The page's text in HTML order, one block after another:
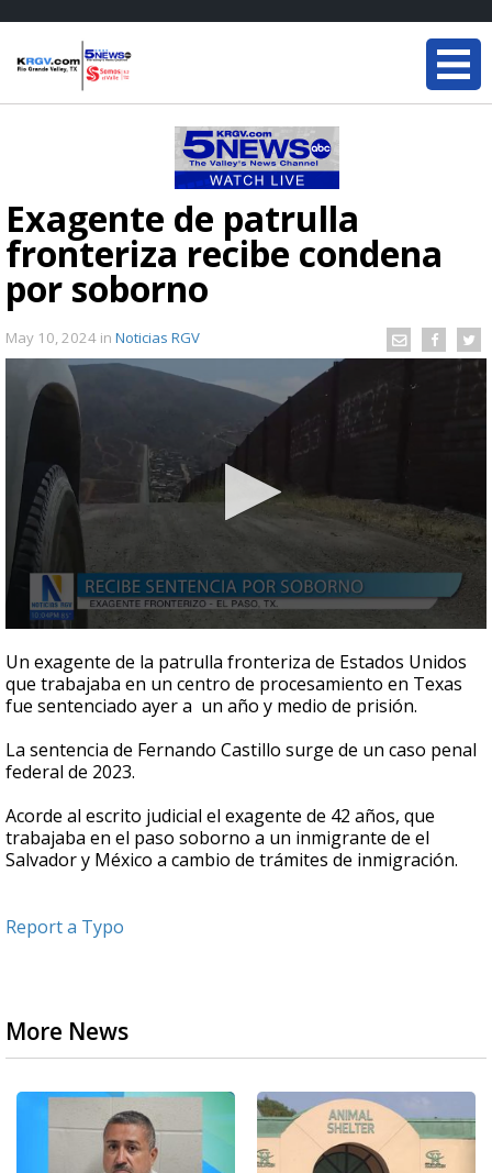
Exagente de patrulla
fronteriza recibe condena
por soborno
May 10, 2024 in Noticias RGV
seconds
of
25
seconds
Un exagente de la patrulla fronteriza de Estados Unidos
que trabajaba en un centro de procesamiento en Texas
fue sentenciado ayer a un año y medio de prisión.
La sentencia de Fernando Castillo surge de un caso penal
federal de 2023.
Acorde al escrito judicial el exagente de 42 años, que
trabajaba en el paso soborno a un inmigrante de el
Salvador y México a cambio de trámites de inmigración.
Report a Typo
More News